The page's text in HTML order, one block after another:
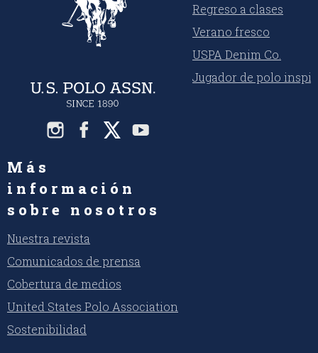
Regreso a clases
Verano fresco
USPA Denim Co.
Jugador de polo
Más
información
sobre nosotros
Nuestra revista
Comunicados de prensa
Cobertura de medios
United States Polo Association
Sostenibilidad